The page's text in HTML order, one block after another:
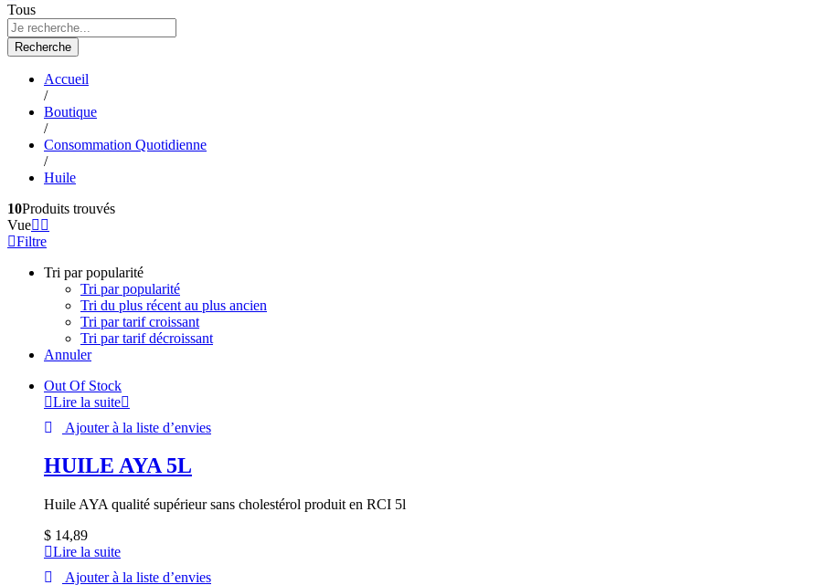
Tous
Recherche
Accueil
/
Boutique
/
Consommation Quotidienne
/
Huile
10Produits trouvés
Vue
Filtre
Tri par popularité
Tri par popularité
Tri du plus récent au plus ancien
Tri par tarif croissant
Tri par tarif décroissant
Annuler
Out Of Stock
Lire la suite
Ajouter à la liste d’envies
HUILE AYA 5L
Huile AYA qualité supérieur sans cholestérol produit en RCI 5l
$ 14,89
Lire la suite
Ajouter à la liste d’envies